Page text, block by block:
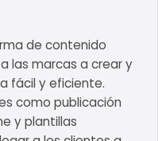
de contenido
las marcas a crear y
fácil y eficiente.
como publicación
y plantillas